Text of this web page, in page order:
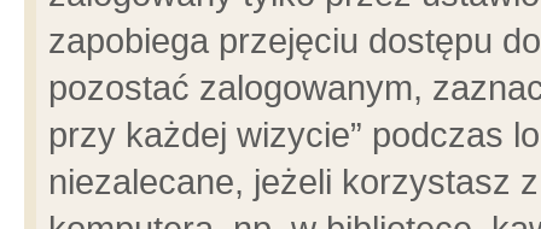
zapobiega przejęciu dostępu
pozostać zalogowanym,
przy każdej wizycie” podczas
niezalecane, jeżeli korzystasz